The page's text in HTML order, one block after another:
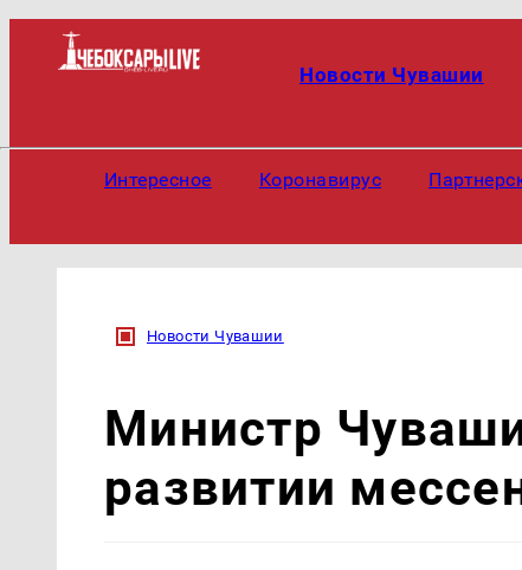
Новости Чувашии
Интересное Коронавирус
Новости Чувашии
Министр
развитии